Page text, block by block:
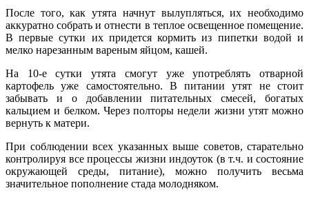
После того, как утята начнут вылупляться, их необходимо
аккуратно собрать и отнести в теплое освещенное помещение.
В первые сутки их придется кормить из пипетки водой и
мелко нарезанным вареным яйцом, кашей.
На 10-е сутки утята смогут уже употреблять отварной
картофель уже самостоятельно. В питании утят не стоит
забывать и о добавлении питательных смесей, богатых
кальцием и белком. Через полторы недели жизни утят можно
вернуть к матери.
При соблюдении всех указанных выше советов, старательно
контролируя все процессы жизни индоуток (в т.ч. и состояние
окружающей среды, питание), можно получить весьма
значительное пополнение стада молодняком.